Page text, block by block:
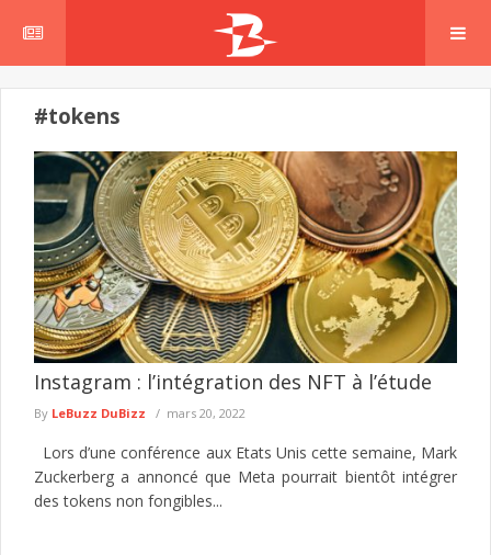
#tokens
Instagram : l’intégration des NFT à l’étude
By LeBuzz DuBizz mars 20, 2022
Lors d’une conférence aux Etats Unis cette semaine, Mark
Zuckerberg a annoncé que Meta pourrait bientôt intégrer
des tokens non fongibles...